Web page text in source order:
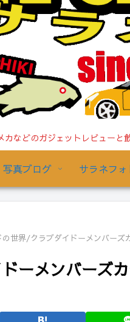
カなどのガジェットレビュー
写真ブログ サラネフ
世界/クラブダイドーメンバーズ
ーメンバーズ